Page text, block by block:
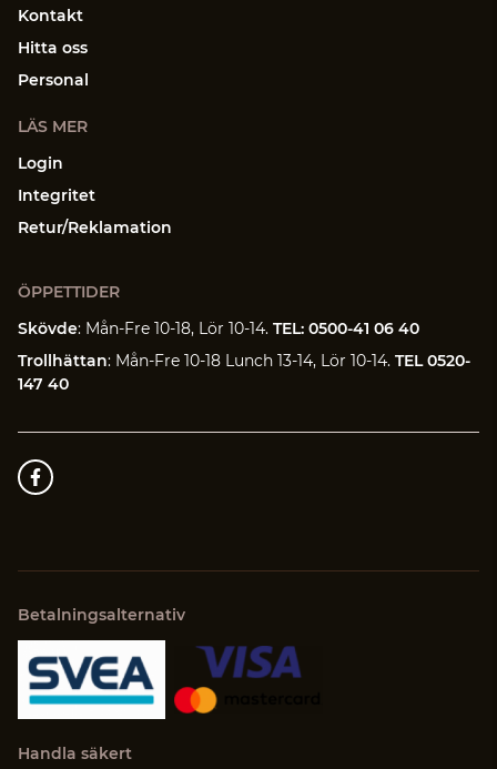
Kontakt
Hitta oss
Personal
LÄS MER
Login
Integritet
Retur/Reklamation
ÖPPETTIDER
Skövde: Mån-Fre 10-18, Lör 10-14. TEL: 0500-41 06 40
Trollhättan: Mån-Fre 10-18 Lunch 13-14, Lör 10-14. TEL 0520-
147 40
Betalningsalternativ
Handla säkert